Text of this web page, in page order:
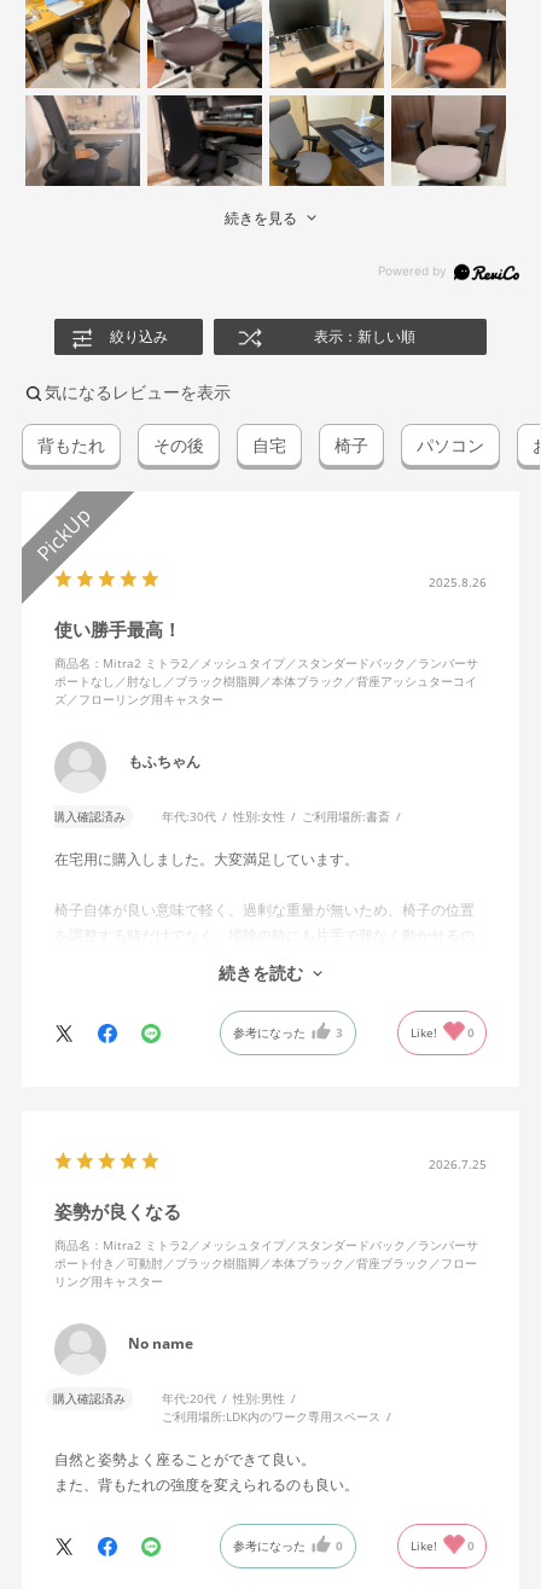
続きを見る
絞り込み 表示：新しい順
気になるレビューを表示
背もたれ その後 自宅 椅子 パソコン
2025.8.26
使い勝手最高！
商品名：Mitra2 ミトラ2／メッシュタイプ／スタンダードバック／ランバーサ
ポートなし／肘なし／ブラック樹脂脚／本体ブラック／背座アッシュターコイ
ズ／フローリング用キャスター
もふちゃん
購入確認済み 年代:30代 性別:女性 ご利用場所:書斎
在宅用に購入しました。大変満足しています。
椅子自体が良い意味で軽く、過剰な重量が無いため、椅子の位置
を調整する時だけでなく、掃除の時にも片手で難なく動かせるの
で、ストレスを感じません。
背中はメッシュ素材でハリがあり、沈み込みすぎないところが気
に入っています。色も画像通りのアッシュブルーで、部屋の差し
色になっています。
キャスターはフローリング用を選びました。とにかく動きが滑ら
思います。良い商品に巡り会えてとても嬉しいです。
続きを読む
参考になった 3 Like! 0
2026.7.25
姿勢が良くなる
商品名：Mitra2 ミトラ2／メッシュタイプ／スタンダードバック／ランバーサ
ポート付き／可動肘／ブラック樹脂脚／本体ブラック／背座ブラック／フロー
リング用キャスター
No name
購入確認済み 年代:20代 性別:男性
ご利用場所:LDK内のワーク専用スペース
自然と姿勢よく座ることができて良い。
また、背もたれの強度を変えられるのも良い。
参考になった 0 Like! 0